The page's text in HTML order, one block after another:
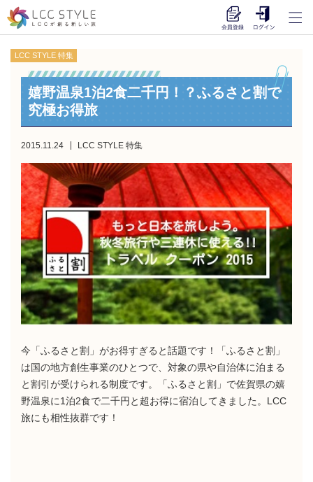
LCC STYLE 特集
嬉野温泉1泊2食二千円！？ふるさと割で
究極お得旅
2015.11.24 LCC STYLE 特集
今「ふるさと割」がお得すぎると話題です！「ふるさと割」
は国の地方創生事業のひとつで、対象の県や自治体に泊まる
と割引が受けられる制度です。「ふるさと割」で佐賀県の嬉
野温泉に1泊2食で二千円と超お得に宿泊してきました。LCC
旅にも相性抜群です！